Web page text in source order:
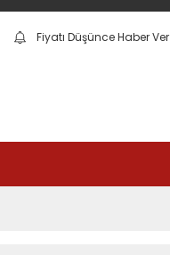
Fiyatı Düşünce Haber Ver